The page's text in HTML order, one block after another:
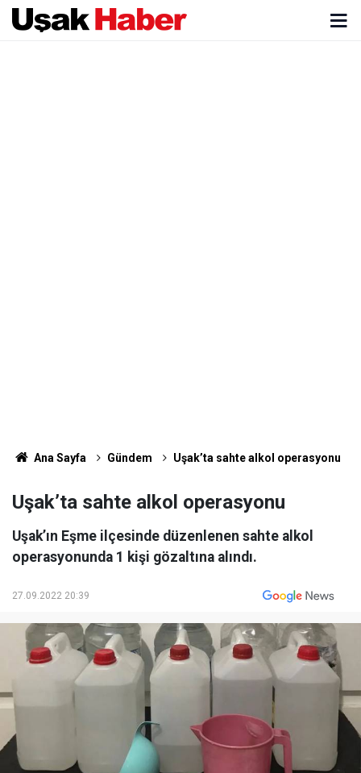
Ana Sayfa Gündem Uşak’ta sahte alkol operasyonu
Uşak’ta sahte alkol operasyonu
Uşak’ın Eşme ilçesinde düzenlenen sahte alkol
operasyonunda 1 kişi gözaltına alındı.
27.09.2022 20:39